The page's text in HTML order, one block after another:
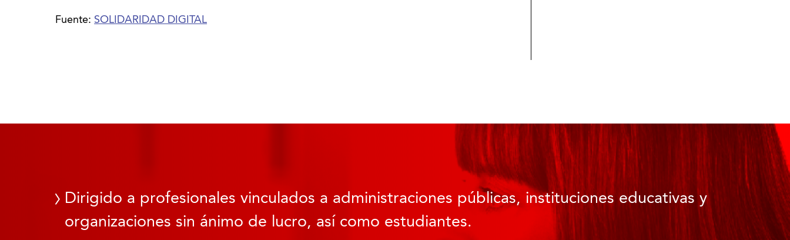
Fuente: SOLIDARIDAD DIGITAL
Dirigido a profesionales vinculados a administraciones públicas, instituciones educativas y
organizaciones sin ánimo de lucro, así como estudiantes.